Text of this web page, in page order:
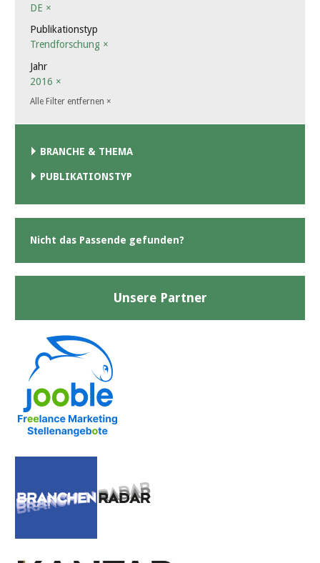
DE ×
Publikationstyp
Trendforschung ×
Jahr
2016 ×
Alle Filter entfernen ×
BRANCHE & THEMA
PUBLIKATIONSTYP
Nicht das Passende gefunden?
Unsere Partner